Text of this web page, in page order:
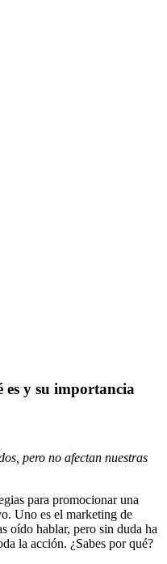
y su importancia
pero no afectan nuestras
para promocionar una
Uno es el marketing de
oído hablar, pero sin duda ha
la acción. ¿Sabes por qué?